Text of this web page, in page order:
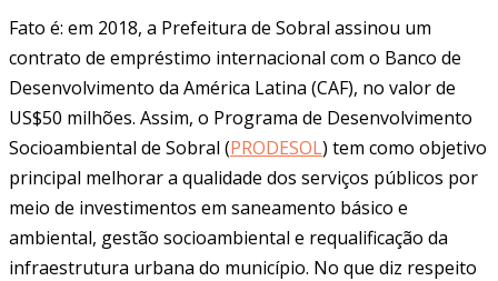
Fato é: em 2018, a Prefeitura de Sobral assinou um
contrato de empréstimo internacional com o Banco de
Desenvolvimento da América Latina (CAF), no valor de
US$50 milhões. Assim, o Programa de Desenvolvimento
Socioambiental de Sobral (PRODESOL) tem como objetivo
principal melhorar a qualidade dos serviços públicos por
meio de investimentos em saneamento básico e
ambiental, gestão socioambiental e requalificação da
infraestrutura urbana do município. No que diz respeito